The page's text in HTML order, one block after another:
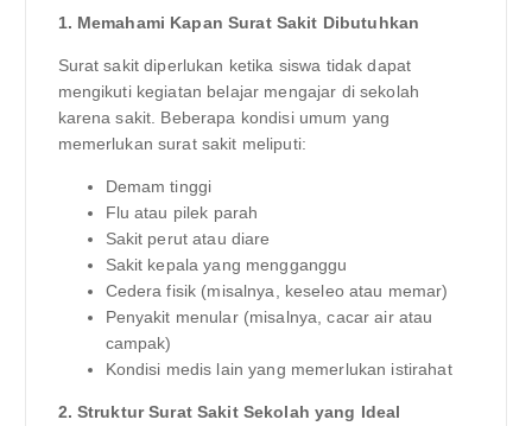
1. Memahami Kapan Surat Sakit Dibutuhkan
Surat sakit diperlukan ketika siswa tidak dapat
mengikuti kegiatan belajar mengajar di sekolah
karena sakit. Beberapa kondisi umum yang
memerlukan surat sakit meliputi:
Demam tinggi
Flu atau pilek parah
Sakit perut atau diare
Sakit kepala yang mengganggu
Cedera fisik (misalnya, keseleo atau memar)
Penyakit menular (misalnya, cacar air atau
campak)
Kondisi medis lain yang memerlukan istirahat
2. Struktur Surat Sakit Sekolah yang Ideal